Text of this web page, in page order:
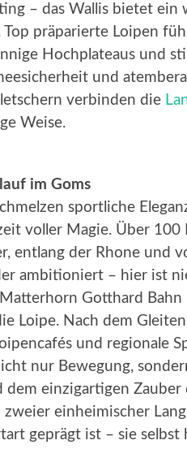
– das Wallis bietet ein
Top präparierte Loipen
Hochplateaus und
und
verbinden die
Weise.
im Goms
sportliche
voller Magie. Über 100
entlang der Rhone und
ambitioniert – hier ist
Gotthard Bahn
Loipe. Nach dem
und regionale
nur Bewegung,
einzigartigen Zauber
zweier einheimischer
geprägt ist – sie selbst